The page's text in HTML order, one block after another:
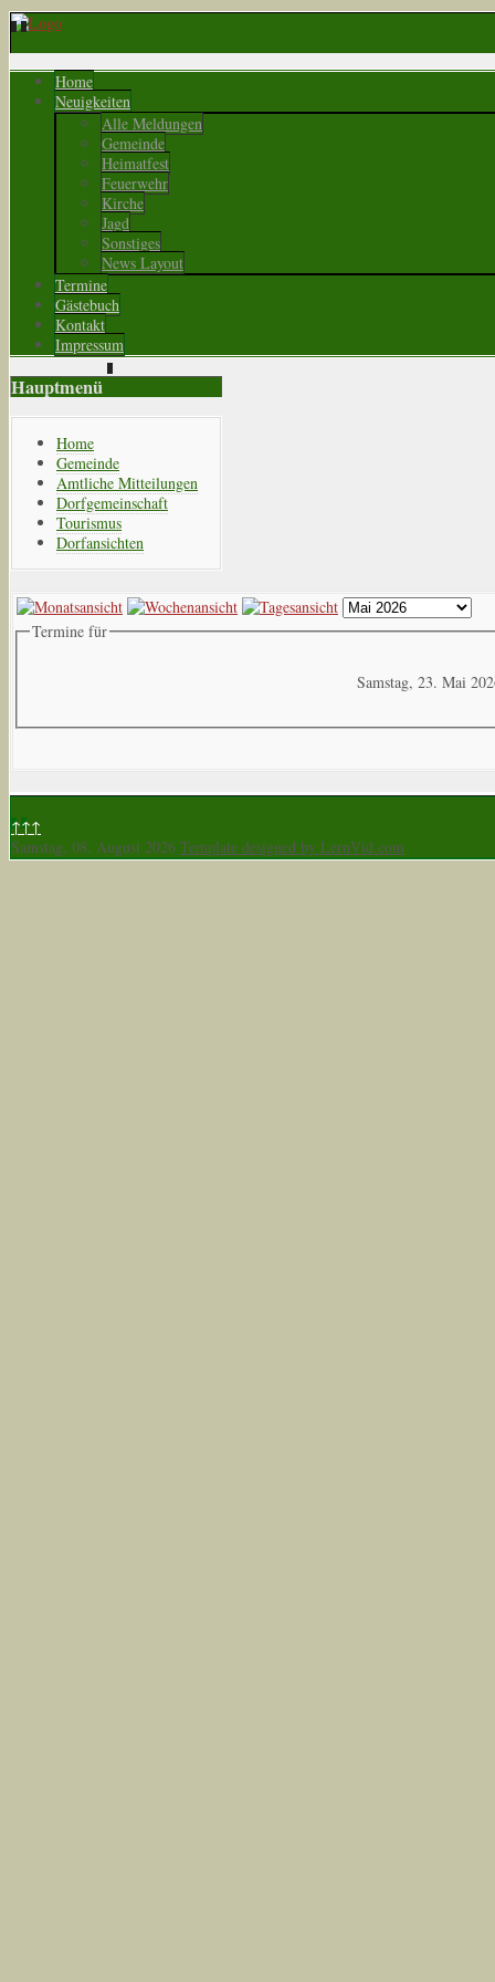
Home
Neuigkeiten
Alle Meldungen
Gemeinde
Heimatfest
Feuerwehr
Kirche
Jagd
Sonstiges
News Layout
Termine
Gästebuch
Kontakt
Impressum
Hauptmenü
Home
Gemeinde
Amtliche Mitteilungen
Dorfgemeinschaft
Tourismus
Dorfansichten
Termine für
Samstag, 23. Mai
↑↑↑
Samstag, 08. August 2026 Template designed by LernVid.com